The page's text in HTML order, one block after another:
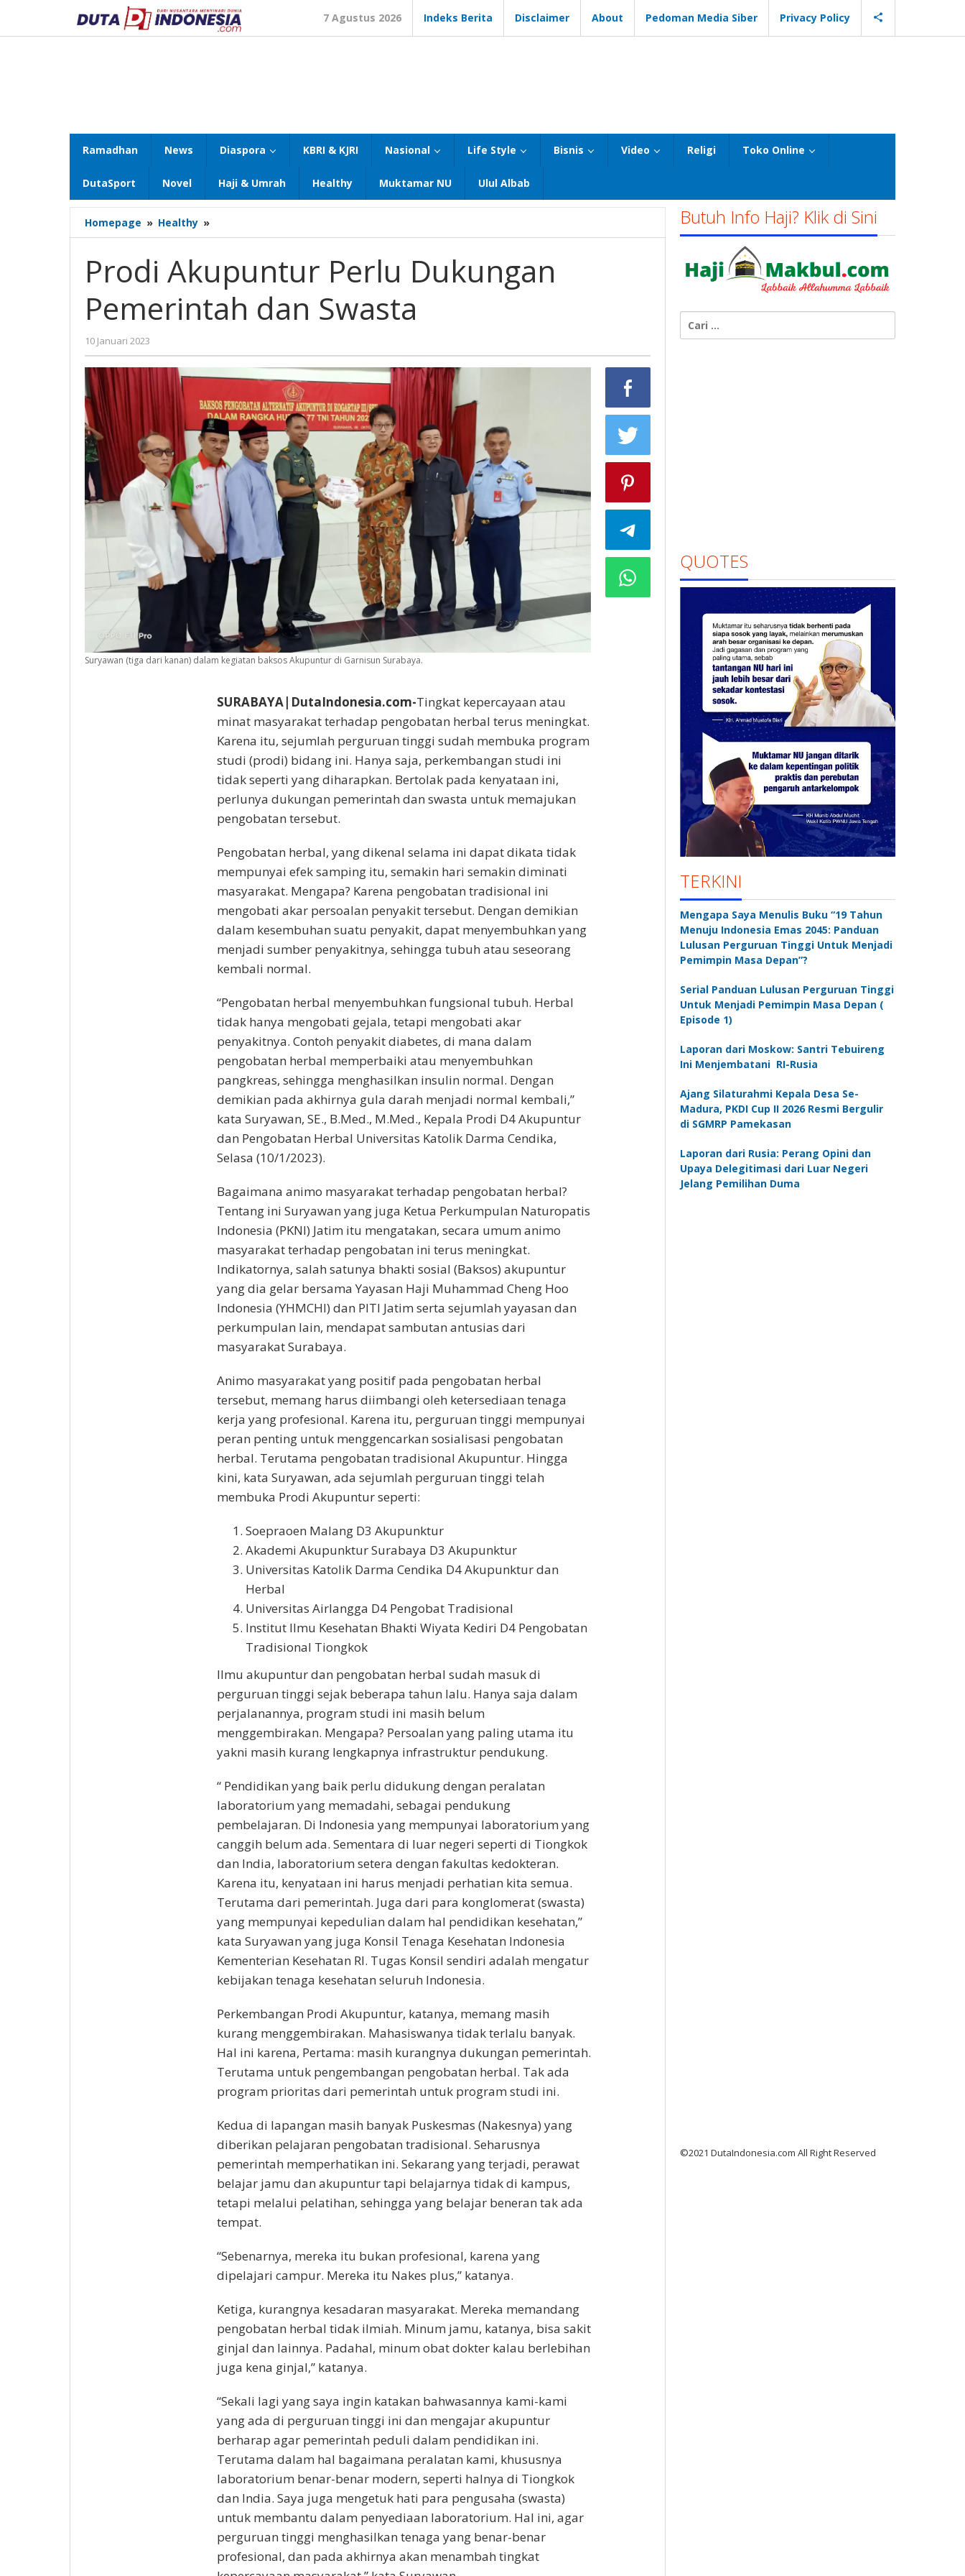
konten
7 Agustus 2026 Indeks Berita Disclaimer About Pedoman Media Siber Privacy Policy
Ramadhan News Diaspora KBRI & KJRI Nasional Life Style Bisnis Video Religi Toko Online
DutaSport Novel Haji & Umrah Healthy Muktamar NU Ulul Albab
Homepage » Healthy »
Akupuntur
Dukungan
Pemerintah
Swasta
Prodi Akupuntur Perlu Dukungan
Pemerintah dan Swasta
10 Januari 2023
Gatot
Susanto
Suryawan (tiga dari kanan) dalam kegiatan baksos Akupuntur di Garnisun Surabaya.
SURABAYA|DutaIndonesia.com-Tingkat kepercayaan atau
minat masyarakat terhadap pengobatan herbal terus meningkat.
Karena itu, sejumlah perguruan tinggi sudah membuka program
studi (prodi) bidang ini. Hanya saja, perkembangan studi ini
tidak seperti yang diharapkan. Bertolak pada kenyataan ini,
perlunya dukungan pemerintah dan swasta untuk memajukan
pengobatan tersebut.
Pengobatan herbal, yang dikenal selama ini dapat dikata tidak
mempunyai efek samping itu, semakin hari semakin diminati
masyarakat. Mengapa? Karena pengobatan tradisional ini
mengobati akar persoalan penyakit tersebut. Dengan demikian
dalam kesembuhan suatu penyakit, dapat menyembuhkan yang
menjadi sumber penyakitnya, sehingga tubuh atau seseorang
kembali normal.
“Pengobatan herbal menyembuhkan fungsional tubuh. Herbal
tidak hanya mengobati gejala, tetapi mengobati akar
penyakitnya. Contoh penyakit diabetes, di mana dalam
pengobatan herbal memperbaiki atau menyembuhkan
pangkreas, sehingga menghasilkan insulin normal. Dengan
demikian pada akhirnya gula darah menjadi normal kembali,”
kata Suryawan, SE., B.Med., M.Med., Kepala Prodi D4 Akupuntur
dan Pengobatan Herbal Universitas Katolik Darma Cendika,
Selasa (10/1/2023).
Bagaimana animo masyarakat terhadap pengobatan herbal?
Tentang ini Suryawan yang juga Ketua Perkumpulan Naturopatis
Indonesia (PKNI) Jatim itu mengatakan, secara umum animo
masyarakat terhadap pengobatan ini terus meningkat.
Indikatornya, salah satunya bhakti sosial (Baksos) akupuntur
yang dia gelar bersama Yayasan Haji Muhammad Cheng Hoo
Indonesia (YHMCHI) dan PITI Jatim serta sejumlah yayasan dan
perkumpulan lain, mendapat sambutan antusias dari
masyarakat Surabaya.
Animo masyarakat yang positif pada pengobatan herbal
tersebut, memang harus diimbangi oleh ketersediaan tenaga
kerja yang profesional. Karena itu, perguruan tinggi mempunyai
peran penting untuk menggencarkan sosialisasi pengobatan
herbal. Terutama pengobatan tradisional Akupuntur. Hingga
kini, kata Suryawan, ada sejumlah perguruan tinggi telah
membuka Prodi Akupuntur seperti:
Soepraoen Malang D3 Akupunktur
Akademi Akupunktur Surabaya D3 Akupunktur
Universitas Katolik Darma Cendika D4 Akupunktur dan
Herbal
Universitas Airlangga D4 Pengobat Tradisional
Institut Ilmu Kesehatan Bhakti Wiyata Kediri D4 Pengobatan
Tradisional Tiongkok
Ilmu akupuntur dan pengobatan herbal sudah masuk di
perguruan tinggi sejak beberapa tahun lalu. Hanya saja dalam
perjalanannya, program studi ini masih belum
menggembirakan. Mengapa? Persoalan yang paling utama itu
yakni masih kurang lengkapnya infrastruktur pendukung.
“ Pendidikan yang baik perlu didukung dengan peralatan
laboratorium yang memadahi, sebagai pendukung
pembelajaran. Di Indonesia yang mempunyai laboratorium yang
canggih belum ada. Sementara di luar negeri seperti di Tiongkok
dan India, laboratorium setera dengan fakultas kedokteran.
Karena itu, kenyataan ini harus menjadi perhatian kita semua.
Terutama dari pemerintah. Juga dari para konglomerat (swasta)
yang mempunyai kepedulian dalam hal pendidikan kesehatan,”
kata Suryawan yang juga Konsil Tenaga Kesehatan Indonesia
Kementerian Kesehatan RI. Tugas Konsil sendiri adalah mengatur
kebijakan tenaga kesehatan seluruh Indonesia.
Perkembangan Prodi Akupuntur, katanya, memang masih
kurang menggembirakan. Mahasiswanya tidak terlalu banyak.
Hal ini karena, Pertama: masih kurangnya dukungan pemerintah.
Terutama untuk pengembangan pengobatan herbal. Tak ada
program prioritas dari pemerintah untuk program studi ini.
Kedua di lapangan masih banyak Puskesmas (Nakesnya) yang
diberikan pelajaran pengobatan tradisional. Seharusnya
pemerintah memperhatikan ini. Sekarang yang terjadi, perawat
belajar jamu dan akupuntur tapi belajarnya tidak di kampus,
tetapi melalui pelatihan, sehingga yang belajar beneran tak ada
tempat.
“Sebenarnya, mereka itu bukan profesional, karena yang
dipelajari campur. Mereka itu Nakes plus,” katanya.
Ketiga, kurangnya kesadaran masyarakat. Mereka memandang
pengobatan herbal tidak ilmiah. Minum jamu, katanya, bisa sakit
ginjal dan lainnya. Padahal, minum obat dokter kalau berlebihan
juga kena ginjal,” katanya.
“Sekali lagi yang saya ingin katakan bahwasannya kami-kami
yang ada di perguruan tinggi ini dan mengajar akupuntur
berharap agar pemerintah peduli dalam pendidikan ini.
Terutama dalam hal bagaimana peralatan kami, khususnya
laboratorium benar-benar modern, seperti halnya di Tiongkok
dan India. Saya juga mengetuk hati para pengusaha (swasta)
untuk membantu dalam penyediaan laboratorium. Hal ini, agar
perguruan tinggi menghasilkan tenaga yang benar-benar
profesional, dan pada akhirnya akan menambah tingkat
Butuh Info Haji? Klik di Sini
untuk:
QUOTES
TERKINI
Mengapa Saya Menulis Buku “19 Tahun
Menuju Indonesia Emas 2045: Panduan
Lulusan Perguruan Tinggi Untuk Menjadi
Pemimpin Masa Depan”?
Serial Panduan Lulusan Perguruan Tinggi
Untuk Menjadi Pemimpin Masa Depan (
Episode 1)
Laporan dari Moskow: Santri Tebuireng
Ini Menjembatani RI-Rusia
Ajang Silaturahmi Kepala Desa Se-
Madura, PKDI Cup II 2026 Resmi Bergulir
di SGMRP Pamekasan
Laporan dari Rusia: Perang Opini dan
Upaya Delegitimasi dari Luar Negeri
Jelang Pemilihan Duma
©2021 DutaIndonesia.com All Right Reserved